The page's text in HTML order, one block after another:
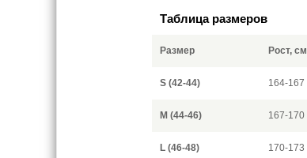
Таблица размеров
Размер Рост, см
S (42-44) 164-167
M (44-46) 167-170
L (46-48) 170-173